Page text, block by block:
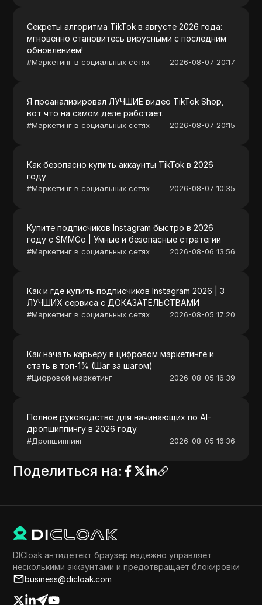
Секреты алгоритма TikTok в августе 2026 года:
мгновенно становитесь вирусными с последним
обновлением!
#Маркетинг в социальных сетях 2026-08-07 20:17
Я проанализировал ЛУЧШИЕ видео TikTok Shop,
вот что на самом деле работает.
#Маркетинг в социальных сетях 2026-08-07 20:15
Как безопасно купить аккаунты TikTok в 2026
году
#Маркетинг в социальных сетях 2026-08-07 10:35
Купите подписчиков Instagram быстро в 2026
году с SMMGo | Умные и безопасные стратегии
#Маркетинг в социальных сетях 2026-08-06 13:56
Как и где купить подписчиков Instagram 2026 | 3
ЛУЧШИХ сервиса с ДОКАЗАТЕЛЬСТВАМИ
#Маркетинг в социальных сетях 2026-08-05 17:20
Как начать карьеру в цифровом маркетинге и
стать в топ-1% (Шаг за шагом)
#Цифровой маркетинг 2026-08-05 16:39
Полное руководство для начинающих по AI-
дропшиппингу в 2026 году.
#Дропшиппинг 2026-08-05 16:36
Поделиться на:
DICloak антидетект браузер надежно управляет
несколькими аккаунтами и предотвращает блокировки
business@dicloak.com